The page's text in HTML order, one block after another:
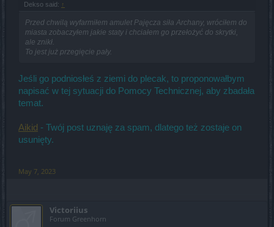
Dekso said: ↑
Przed chwilą wyfarmiłem amulet Pajęcza siła Archany, wróciłem do
miasta zobaczyłem jakie staty i chciałem go przełożyć do skrytki,
ale znikł.
To jest już przegięcie pały.
Jeśli go podniosłeś z ziemi do plecak, to proponowałbym
napisać w tej sytuacji do Pomocy Technicznej, aby zbadała
temat.
Aikid - Twój post uznaję za spam, dlatego też zostaje on
usunięty.
May 7, 2023
Victoriius
Forum Greenhorn